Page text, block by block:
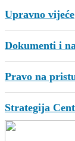
Upravno vijeće
Dokumenti i
Pravo na
Strategija